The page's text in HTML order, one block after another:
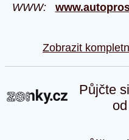
WWW:
Zobrazit
Půjčte